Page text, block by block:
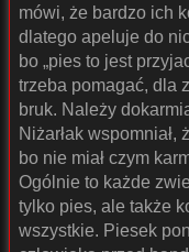
mówi, że bardzo ich
dlatego apeluje do
bo „pies to jest
trzeba pomagać, dla
bruk. Należy
Niżarłak wspomniał,
bo nie miał czym
Ogólnie to każde
tylko pies, ale także
wszystkie. Piesek